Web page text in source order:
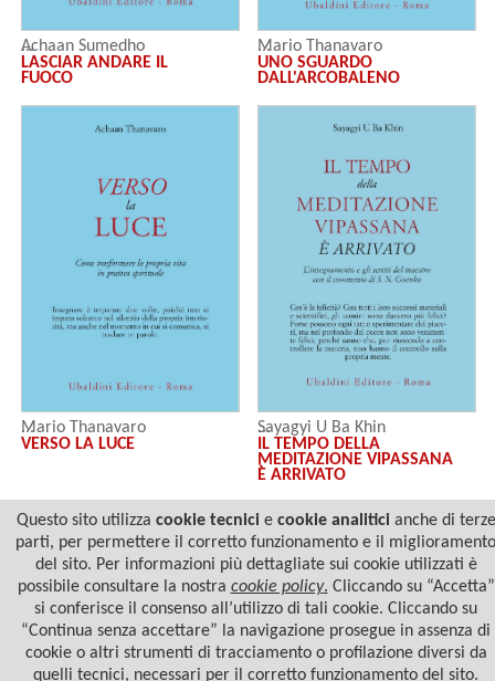
Achaan Sumedho
LASCIAR ANDARE IL
FUOCO
Mario Thanavaro
UNO SGUARDO
DALL'ARCOBALENO
Mario Thanavaro
VERSO LA LUCE
Sayagyi U Ba Khin
IL TEMPO DELLA
MEDITAZIONE VIPASSANA
È ARRIVATO
‹ 1 2 ›
Questo sito utilizza cookie tecnicie cookie analiticianche di terze
parti, per permettere il corretto funzionamento e il miglioramento
del sito. Per informazioni più dettagliate sui cookie utilizzati è
possibile consultare la nostra cookie policy. Cliccando su “Accetta”
si conferisce il consenso all’utilizzo di tali cookie. Cliccando su
“Continua senza accettare” la navigazione prosegue in assenza di
cookie o altri strumenti di tracciamento o profilazione diversi da
quelli tecnici, necessari per il corretto funzionamento del sito.